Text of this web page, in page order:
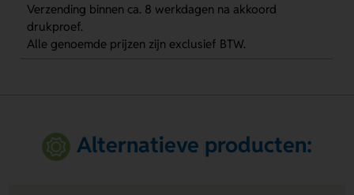
Verzending binnen ca. 8 werkdagen na akkoord
drukproef.
Alle genoemde prijzen zijn exclusief BTW.
Alternatieve producten: